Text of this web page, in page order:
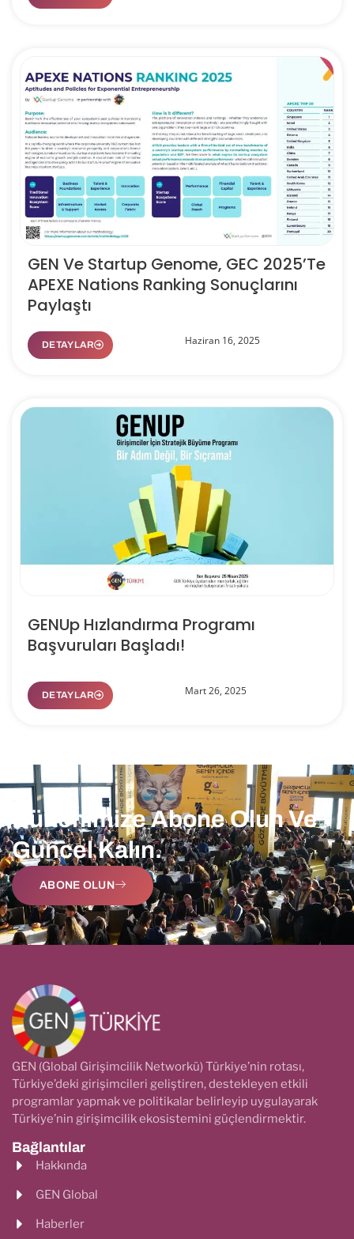
GEN Ve Startup Genome, GEC 2025’te
APEXE Nations Ranking Sonuçlarını
Paylaştı
DETAYLAR Haziran 16, 2025
GENUp Hızlandırma Programı
Başvuruları Başladı!
DETAYLAR Mart 26, 2025
Bültenimize Abone Olun Ve
Güncel Kalın.
ABONE OLUN
GEN (Global Girişimcilik Networkü) Türkiye’nin rotası,
Türkiye’deki girişimcileri geliştiren, destekleyen etkili
programlar yapmak ve politikalar belirleyip uygulayarak
Türkiye’nin girişimcilik ekosistemini güçlendirmektir.
Bağlantılar
Hakkında
GEN Global
Haberler